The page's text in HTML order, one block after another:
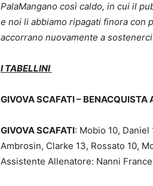
PalaMangano così caldo, in cui il
e noi li abbiamo ripagati finora con
accorrano nuovamente a
I TABELLINI
GIVOVA SCAFATI –
GIVOVA SCAFATI: Mobio 10,
Ambrosin, Clarke 13, Rossato 10,
Assistente Allenatore: Nanni